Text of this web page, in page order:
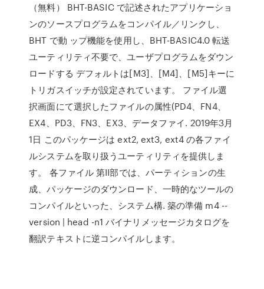
（無料） BHT-BASIC で記述されたアプリケーショ
ンのソースプログラムをコンパイル／リンクし、
BHT で動 ップ機能を使用し、BHT-BASIC4.0 転送
ユーティリティ不要で、ユーザプログラムをダウン
ロードする デフォルトは[M3]、[M4]、[M5]キーに
トリガスイッチが設定されています。 ファイル選
択画面にて選択したファイルの属性(PD4、FN4、
EX4、PD3、FN3、EX3、データファイ. 2019年3月
1日 このパッケージは ext2, ext3, ext4 の各ファイ
ルシステムを取り扱うユーティリティを提供しま
す。 各ファイル 第II部では、パーティションの生
成、パッケージのダウンロード、一時的なツールの
コンパイルといった、システム構. 築の準備 m4 --
version | head -n1 バイナリメッセージカタログを
翻訳テキストに逆コンパイルします。